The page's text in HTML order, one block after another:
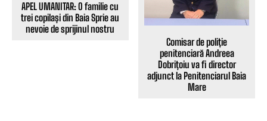
APEL UMANITAR: O familie cu
trei copilași din Baia Sprie au
nevoie de sprijinul nostru
Comisar de poliție
penitenciară Andreea
Dobrițoiu va fi director
adjunct la Penitenciarul Baia
Mare